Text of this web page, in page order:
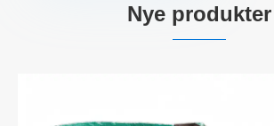
Nye produkter